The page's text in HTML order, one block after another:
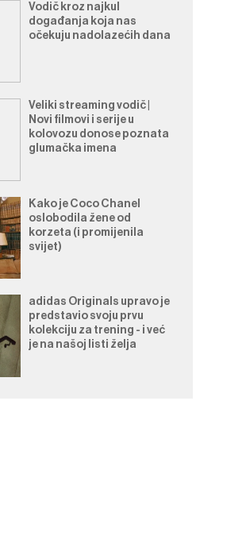
Vodič kroz najkul
događanja koja nas
očekuju nadolazećih dana
Veliki streaming vodič |
Novi filmovi i serije u
kolovozu donose poznata
glumačka imena
Kako je Coco Chanel
oslobodila žene od
korzeta (i promijenila
svijet)
adidas Originals upravo je
predstavio svoju prvu
kolekciju za trening - i već
je na našoj listi želja